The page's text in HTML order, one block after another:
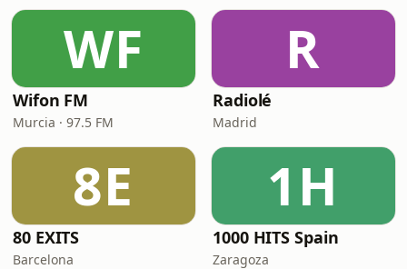
WF
Wifon FM
Murcia · 97.5 FM
R
Radiolé
Madrid
8E
80 EXITS
Barcelona
1H
1000 HITS Spain
Zaragoza